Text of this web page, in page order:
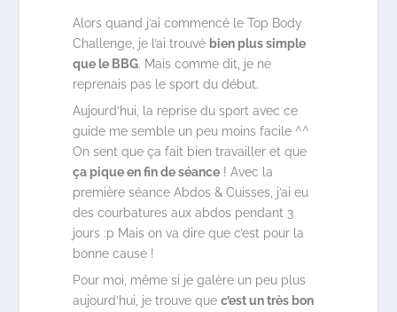
Alors quand j’ai commencé le Top Body
Challenge, je l’ai trouvé bien plus simple
que le BBG. Mais comme dit, je ne
reprenais pas le sport du début.
Aujourd’hui, la reprise du sport avec ce
guide me semble un peu moins facile ^^
On sent que ça fait bien travailler et que
ça pique en fin de séance ! Avec la
première séance Abdos & Cuisses, j’ai eu
des courbatures aux abdos pendant 3
jours :p Mais on va dire que c’est pour la
bonne cause !
Pour moi, même si je galère un peu plus
aujourd’hui, je trouve quec’est un très bon